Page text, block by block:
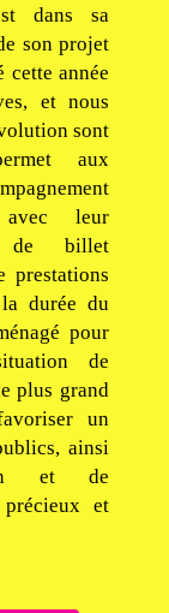
dans sa
son projet
cette année
et nous
sont
aux
leur
de billet
prestations
la durée du
pour
de
plus grand
un
ainsi
et de
et